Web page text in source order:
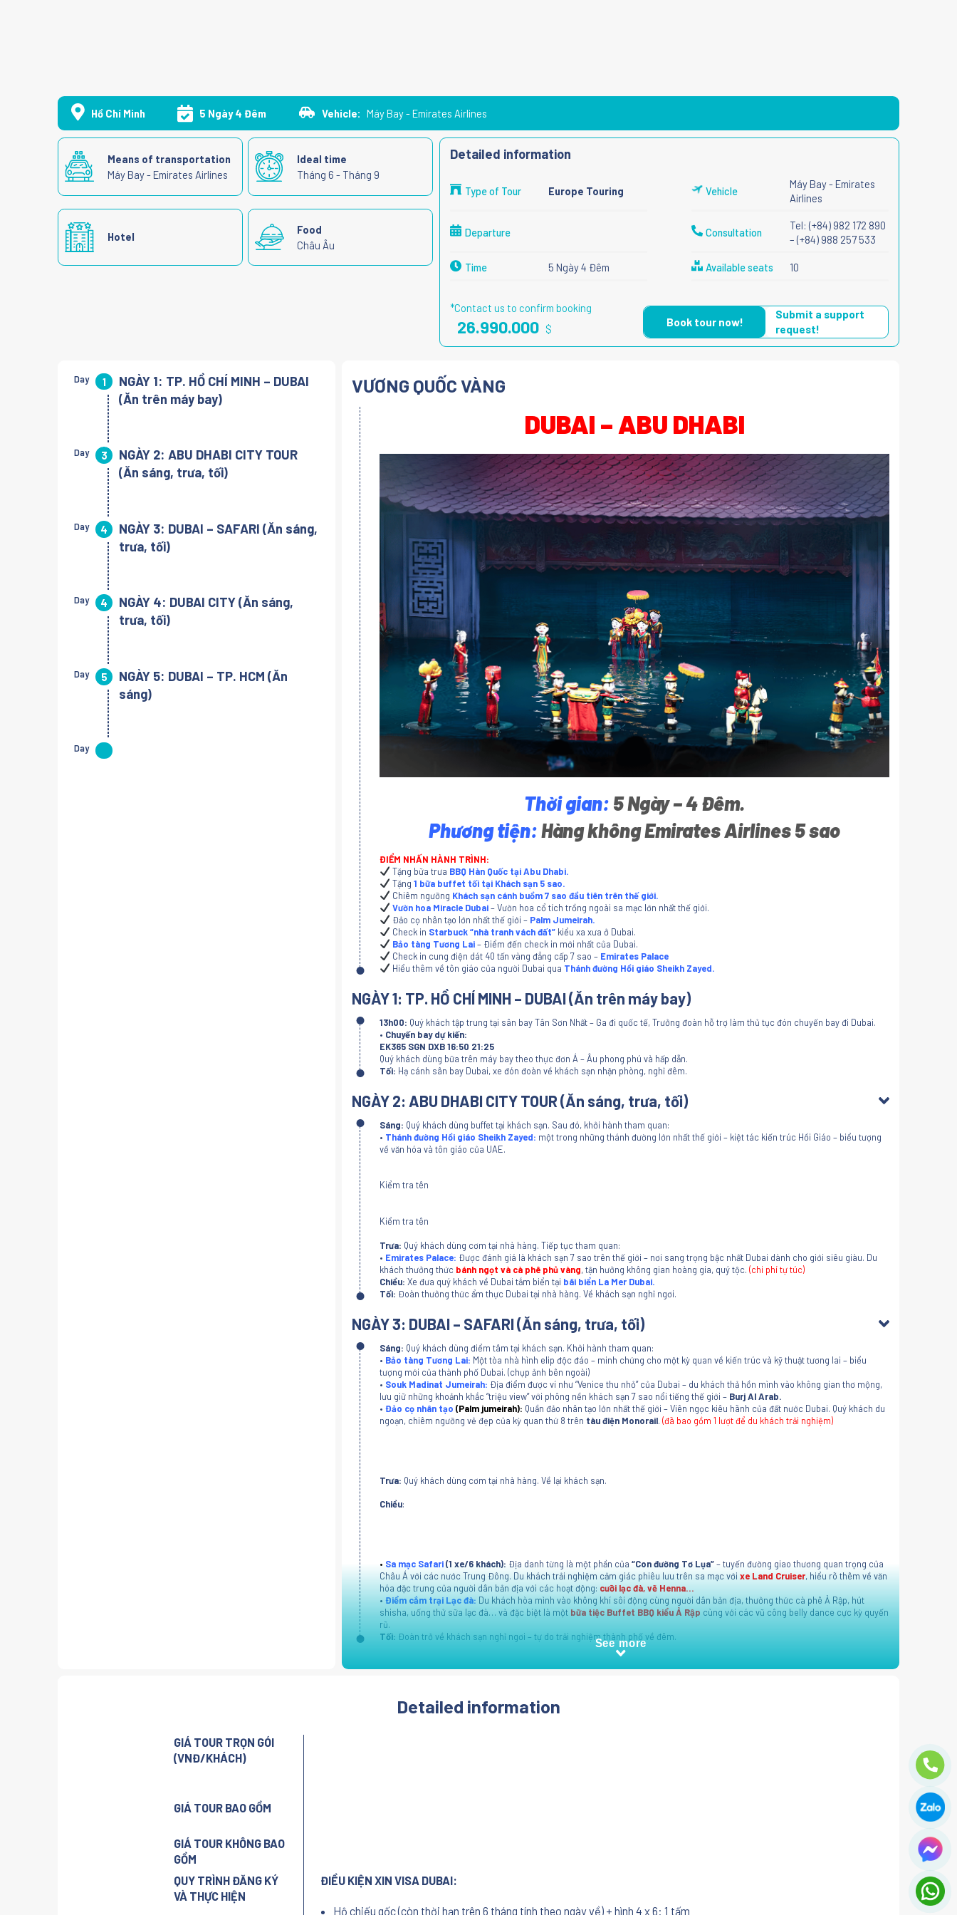
Hồ Chí Minh 5 Ngày 4 Đêm Vehicle: Máy Bay - Emirates Airlines
Means of transportation
Máy Bay - Emirates Airlines
Ideal time
Tháng 6 - Tháng 9
Hotel
Food
Châu Âu
Detailed information
Type of Tour Europe Touring Vehicle
Máy Bay - Emirates
Airlines
Departure Consultation
Tel: (+84) 982 172 890
– (+84) 988 257 533
Time 5 Ngày 4 Đêm Available seats 10
*Contact us to confirm booking
26.990.000 $
Book tour now!
Submit a support
request!
Day 1
NGÀY 1: TP. HỒ CHÍ MINH – DUBAI
(Ăn trên máy bay)
Day 3
NGÀY 2: ABU DHABI CITY TOUR
(Ăn sáng, trưa, tối)
Day 4
NGÀY 3: DUBAI – SAFARI (Ăn sáng,
trưa, tối)
Day 4
NGÀY 4: DUBAI CITY (Ăn sáng,
trưa, tối)
Day 5
NGÀY 5: DUBAI – TP. HCM (Ăn
sáng)
Day
VƯƠNG QUỐC VÀNG
DUBAI – ABU DHABI
Thời gian: 5 Ngày – 4 Đêm.
Phương tiện:Hàng không Emirates Airlines 5 sao
ĐIỂM NHẤN HÀNH TRÌNH:
Tặng bữa trưa BBQ Hàn Quốc tại Abu Dhabi.
Tặng 1 bữa buffet tối tại Khách sạn 5 sao.
Chiêm ngưỡng Khách sạn cánh buồm 7 sao đầu tiên trên thế giới.
Vườn hoa Miracle Dubai– Vườn hoa cổ tích trồng ngoài sa mạc lớn nhất thế giới.
Đảo cọ nhân tạo lớn nhất thế giới – Palm Jumeirah.
Check in Starbuck “nhà tranh vách đất”kiểu xa xưa ở Dubai.
Bảo tàng Tương Lai– Điểm đến check in mới nhất của Dubai.
Check in cung điện dát 40 tấn vàng đẳng cấp 7 sao – Emirates Palace
Hiểu thêm về tôn giáo của người Dubai qua Thánh đường Hồi giáo Sheikh Zayed.
NGÀY 1: TP. HỒ CHÍ MINH – DUBAI (Ăn trên máy bay)
13h00: Quý khách tập trung tại sân bay Tân Sơn Nhất – Ga đi quốc tế, Trưởng đoàn hỗ trợ làm thủ tục đón chuyến bay đi Dubai.
• Chuyến bay dự kiến:
EK365 SGN DXB 16:50 21:25
Quý khách dùng bữa trên máy bay theo thực đơn Á – Âu phong phú và hấp dẫn.
Tối: Hạ cánh sân bay Dubai, xe đón đoàn về khách sạn nhận phòng, nghỉ đêm.
NGÀY 2: ABU DHABI CITY TOUR (Ăn sáng, trưa, tối)
Sáng: Quý khách dùng buffet tại khách sạn. Sau đó, khởi hành tham quan:
• Thánh đường Hồi giáo Sheikh Zayed: một trong những thánh đường lớn nhất thế giới – kiệt tác kiến trúc Hồi Giáo – biểu tượng
về văn hóa và tôn giáo của UAE.
Kiểm tra tên
Kiểm tra tên
Trưa: Quý khách dùng cơm tại nhà hàng. Tiếp tục tham quan:
• Emirates Palace: Được đánh giá là khách sạn 7 sao trên thế giới – nơi sang trọng bậc nhất Dubai dành cho giới siêu giàu. Du
khách thưởng thức bánh ngọt và cà phê phủ vàng, tận hưởng không gian hoàng gia, quý tộc.(chi phí tự túc)
Chiều: Xe đưa quý khách về Dubai tắm biển tại bãi biển La Mer Dubai.
Tối: Đoàn thưởng thức ẩm thực Dubai tại nhà hàng. Về khách sạn nghỉ ngơi.
NGÀY 3: DUBAI – SAFARI (Ăn sáng, trưa, tối)
Sáng: Quý khách dùng điểm tâm tại khách sạn. Khởi hành tham quan:
• Bảo tàng Tương Lai: Một tòa nhà hình elip độc đáo – minh chứng cho một kỳ quan về kiến trúc và kỹ thuật tương lai – biểu
tượng mới của thành phố Dubai. (chụp ảnh bên ngoài)
• Souk Madinat Jumeirah: Địa điểm được ví như “Venice thu nhỏ” của Dubai – du khách thả hồn mình vào không gian thơ mộng,
lưu giữ những khoảnh khắc “triệu view” với phông nền khách sạn 7 sao nổi tiếng thế giới – Burj Al Arab.
•Đảo cọ nhân tạo(Palm jumeirah): Quần đảo nhân tạo lớn nhất thế giới – Viên ngọc kiêu hãnh của đất nước Dubai. Quý khách du
ngoạn, chiêm ngưỡng vẻ đẹp của kỳ quan thứ 8 trên tàu điện Monorail.(đã bao gồm 1 lượt để du khách trải nghiệm)
Trưa: Quý khách dùng cơm tại nhà hàng. Về lại khách sạn.
Chiều:
• Sa mạc Safari(1 xe/6 khách): Địa danh từng là một phần của“Con đường Tơ Lụa”– tuyến đường giao thương quan trọng của
Châu Á với các nước Trung Đông. Du khách trải nghiệm cảm giác phiêu lưu trên sa mạc vớixe Land Cruiser, hiểu rõ thêm về văn
hóa đặc trưng của người dân bản địa với các hoạt động: cưỡi lạc đà, vẽ Henna…
•Điểm cắm trại Lạc đà: Du khách hòa mình vào không khí sôi động cùng người dân bản địa, thưởng thức cà phê Ả Rập, hút
shisha, uống thử sữa lạc đà… và đặc biệt là một bữa tiệc Buffet BBQ kiểu Ả Rập cùng với các vũ công belly dance cực kỳ quyến
rũ.
Tối: Đoàn trở về khách sạn nghỉ ngơi – tự do trải nghiệm thành phố về đêm.
See more
Detailed information
GIÁ TOUR TRỌN GÓI
(VNĐ/KHÁCH)
GIÁ TOUR BAO GỒM
GIÁ TOUR KHÔNG BAO
GỒM
QUY TRÌNH ĐĂNG KÝ
VÀ THỰC HIỆN
ĐIỀU KIỆN XIN VISA DUBAI:
Hộ chiếu gốc (còn thời hạn trên 6 tháng tính theo ngày về) + hình 4 x 6: 1 tấm